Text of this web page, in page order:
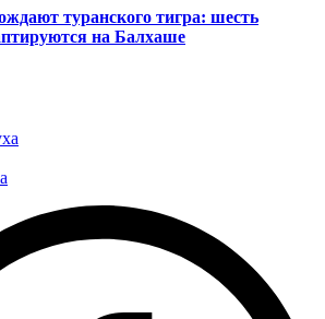
туранского тигра: шесть
на Балхаше